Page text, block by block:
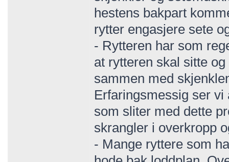
hestens bakpart
rytter engasjere sete
- Rytteren har som
at rytteren skal sitte
sammen med
Erfaringsmessig ser
som sliter med dette
skrangler i overkropp
- Mange ryttere som